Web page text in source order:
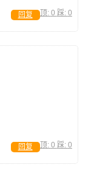
顶: 0 踩: 0
回复
顶: 0 踩: 0
回复